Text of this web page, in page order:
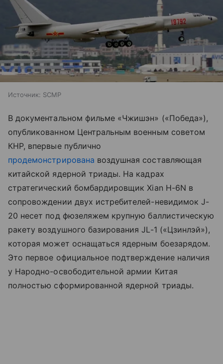
Источник: SCMP
В документальном фильме «Чжишэн» («Победа»),
опубликованном Центральным военным советом
КНР, впервые публично
продемонстрирована воздушная составляющая
китайской ядерной триады. На кадрах
стратегический бомбардировщик Xian H-6N в
сопровождении двух истребителей-невидимок J-
20 несет под фюзеляжем крупную баллистическую
ракету воздушного базирования JL-1 («Цзинлэй»),
которая может оснащаться ядерным боезарядом.
Это первое официальное подтверждение наличия
у Народно-освободительной армии Китая
полностью сформированной ядерной триады.